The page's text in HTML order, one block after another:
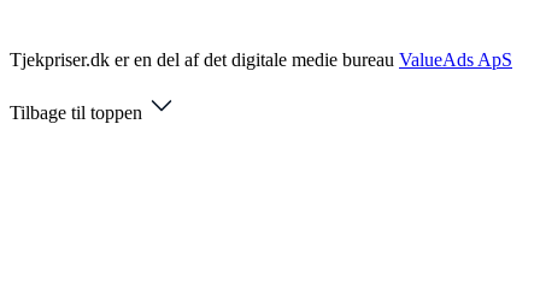
Tjekpriser.dk er en del af det digitale medie bureau ValueAds ApS
Tilbage til toppen